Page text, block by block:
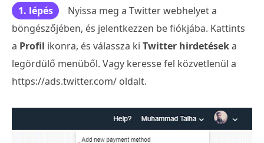
1. lépés
Nyissa meg a Twitter webhelyet a
böngészőjében, és jelentkezzen be fiókjába. Kattints
a Profil ikonra, és válassza ki Twitter hirdetéseka
legördülő menüből. Vagy keresse fel közvetlenül a
https://ads.twitter.com/ oldalt.